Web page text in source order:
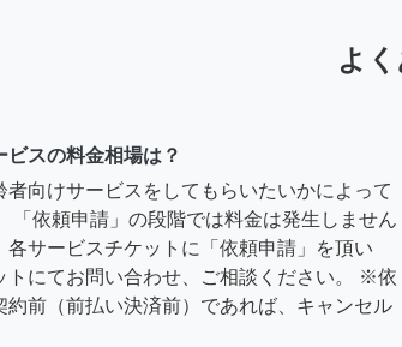
よ
ビスの料金相場は？
者向けサービスをしてもらいたいかによって
「依頼申請」の段階では料金は発生しません
各サービスチケットに「依頼申請」を頂い
トにてお問い合わせ、ご相談ください。 ※依
約前（前払い決済前）であれば、キャンセル